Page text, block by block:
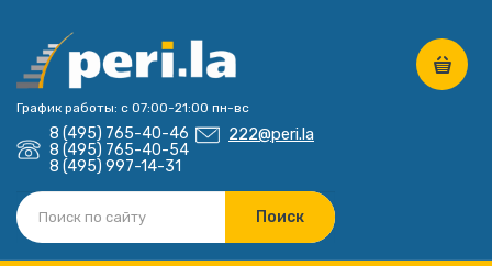
График работы: с 07:00-21:00 пн-вс
8 (495) 765-40-46
8 (495) 765-40-54
8 (495) 997-14-31
222@peri.la